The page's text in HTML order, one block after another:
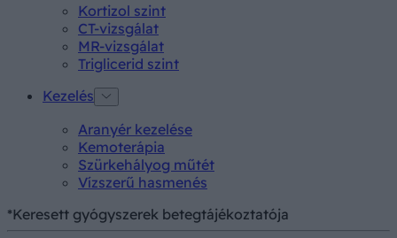
Kortizol szint
CT-vizsgálat
MR-vizsgálat
Triglicerid szint
Kezelés
Aranyér kezelése
Kemoterápia
Szürkehályog műtét
Vízszerű hasmenés
*Keresett gyógyszerek betegtájékoztatója